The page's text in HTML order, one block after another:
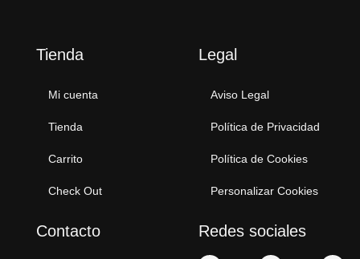
Tienda
Mi cuenta
Tienda
Carrito
Check Out
Legal
Aviso Legal
Política de Privacidad
Política de Cookies
Personalizar Cookies
Contacto Redes sociales